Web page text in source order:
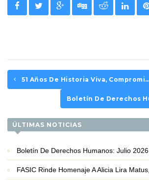
51 Años De Historia Viva, Compromiso Político Y Esperanza Desde El Territorio
ÚLTIMAS NOTICIAS
Boletín De Derechos Humanos: Julio 2026
FASIC Rinde Homenaje A Alicia Lira Matus, Premio Nacional De Derechos Humanos 2026